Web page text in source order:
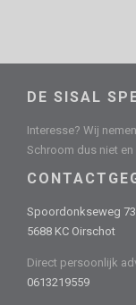
DE SISAL
Interesse? Wij
Schroom dus niet
Spoordonkseweg 73
5688 KC Oirschot
Direct persoonlijk
0613219559